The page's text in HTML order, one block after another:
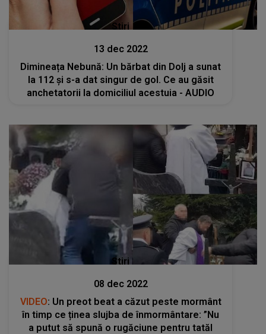
Stiri
13 dec 2022
Dimineața Nebună: Un bărbat din Dolj a sunat
la 112 și s-a dat singur de gol. Ce au găsit
anchetatorii la domiciliul acestuia - AUDIO
Stiri
08 dec 2022
VIDEO: Un preot beat a căzut peste mormânt
în timp ce ținea slujba de înmormântare: ”Nu
a putut să spună o rugăciune pentru tatăl